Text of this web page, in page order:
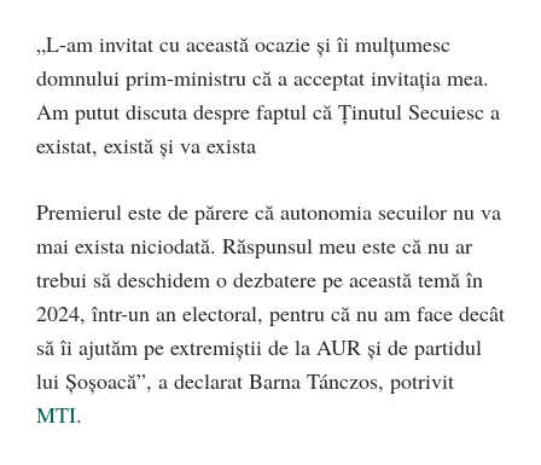
„L-am invitat cu această ocazie şi îi mulţumesc
domnului prim-ministru că a acceptat invitaţia mea.
Am putut discuta despre faptul că Ţinutul Secuiesc a
existat, există şi va exista
Premierul este de părere că autonomia secuilor nu va
mai exista niciodată. Răspunsul meu este că nu ar
trebui să deschidem o dezbatere pe această temă în
2024, într-un an electoral, pentru că nu am face decât
să îi ajutăm pe extremiştii de la AUR şi de partidul
lui Şoşoacă”, a declarat Barna Tánczos, potrivit
MTI.